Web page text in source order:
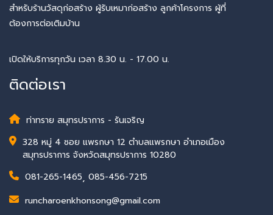
สำหรับร้านวัสดุก่อสร้าง ผู้รับเหมาก่อสร้าง ลูกค้าโครงการ ผู้ที่
ต้องการต่อเติมบ้าน
เปิดให้บริการทุกวัน เวลา 8.30 น. - 17.00 น.
ติดต่อเรา
ท่าทราย สมุทรปราการ - รันเจริญ
328 หมู่ 4 ซอย แพรกษา 12 ตำบลแพรกษา อำเภอเมือง
สมุทรปราการ จังหวัดสมุทรปราการ 10280
081-265-1465, 085-456-7215
runcharoenkhonsong@gmail.com